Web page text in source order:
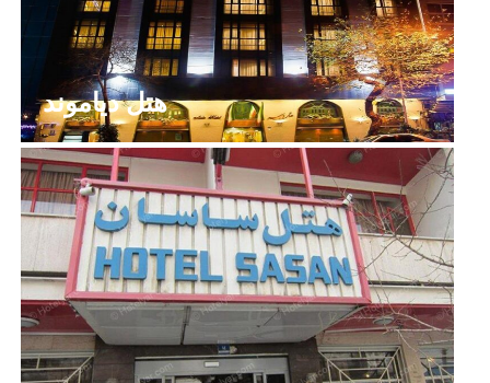
هتل دیاموند